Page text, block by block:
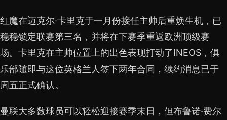
红魔在迈克尔·卡里克于一月份接任主帅后重焕生机，已
稳稳锁定联赛第三名，并将在下赛季重返欧洲顶级赛
场。卡里克在主帅位置上的出色表现打动了INEOS，俱
乐部随即与这位英格兰人签下两年合同，续约消息已于
周五正式确认。
曼联大多数球员可以轻松迎接赛季末日，但布鲁诺·费尔